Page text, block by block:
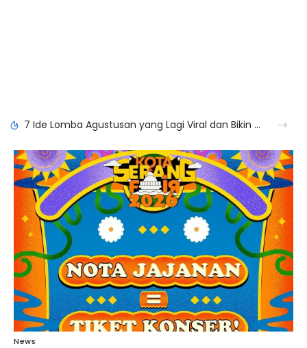
7 Ide Lomba Agustusan yang Lagi Viral dan Bikin Ngakak
News